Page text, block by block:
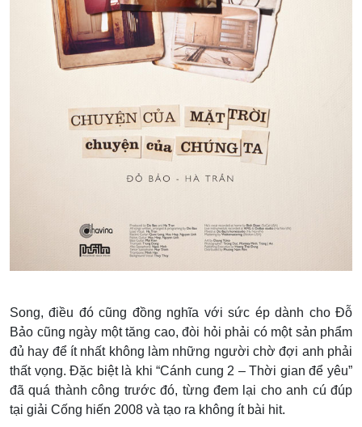
Song, điều đó cũng đồng nghĩa với sức ép dành cho Đỗ
Bảo cũng ngày một tăng cao, đòi hỏi phải có một sản phẩm
đủ hay để ít nhất không làm những người chờ đợi anh phải
thất vọng. Đặc biệt là khi “Cánh cung 2 – Thời gian để yêu”
đã quá thành công trước đó, từng đem lại cho anh cú đúp
tại giải Cống hiến 2008 và tạo ra không ít bài hit.